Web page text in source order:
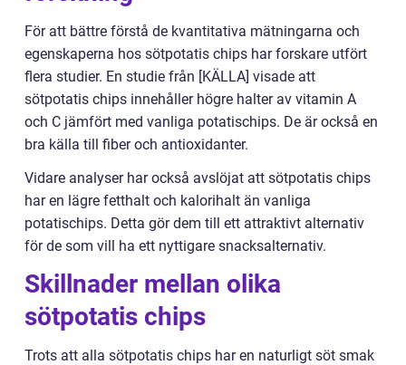
För att bättre förstå de kvantitativa mätningarna och
egenskaperna hos sötpotatis chips har forskare utfört
flera studier. En studie från [KÄLLA] visade att
sötpotatis chips innehåller högre halter av vitamin A
och C jämfört med vanliga potatischips. De är också en
bra källa till fiber och antioxidanter.
Vidare analyser har också avslöjat att sötpotatis chips
har en lägre fetthalt och kalorihalt än vanliga
potatischips. Detta gör dem till ett attraktivt alternativ
för de som vill ha ett nyttigare snacksalternativ.
Skillnader mellan olika
sötpotatis chips
Trots att alla sötpotatis chips har en naturligt söt smak